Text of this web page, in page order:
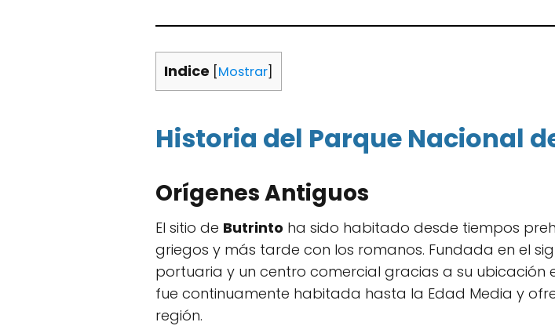
Indice [Mostrar]
Historia del Parque Nacional
Orígenes Antiguos
El sitio de Butrinto ha sido habitado desde tiempos
griegos y más tarde con los romanos. Fundada en el
portuaria y un centro comercial gracias a su ubicación
fue continuamente habitada hasta la Edad Media y
región.